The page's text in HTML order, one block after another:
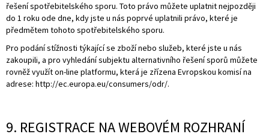
řešení spotřebitelského sporu. Toto právo můžete uplatnit nejpozději
do 1 roku ode dne, kdy jste u nás poprvé uplatnili právo, které je
předmětem tohoto spotřebitelského sporu.
Pro podání stížnosti týkající se zboží nebo služeb, které jste u nás
zakoupili, a pro vyhledání subjektu alternativního řešení sporů můžete
rovněž využít on-line platformu, která je zřízena Evropskou komisí na
adrese: http://ec.europa.eu/consumers/odr/.
9. REGISTRACE NA WEBOVÉM ROZHRANÍ